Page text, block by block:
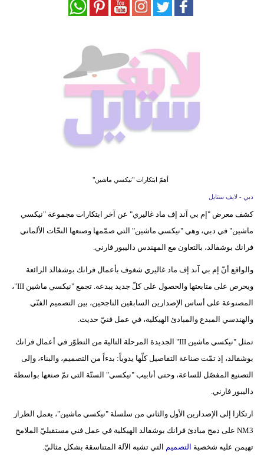
أهمّ ابتكارات "نيكسي ماشين"
دبي - لايف ستايل
كشف معرض "إم بي آند إف ماد غاليري" عن آخر ابتكارات مجموعة "نيكسي
ماشين" في دبي، وهي "نيكسي ماشين" التي صمّمها وصنعها النحّات الألماني
فرانك بوشفالد، بالتعاون مع المهندس داليبور فارني.
والواقع أنّ إم بي آند إف ماد غاليري شغوف بأعمال فرانك بوشفالد الرائعة
ويحرص على متابعتها والحصول على كلّ جديد يبدعه. تجمع "نيكسي ماشين III"،
المصنوعة على أساس الإصدارين السابقين الناجحين، بين التصميم الفنّي
والهندسي المبدع والمبادئ الهيكلية، في عمل فنيّ حديث.
تمثل "نيكسي ماشين III" الجديدة المرحلة التالية من التطوّر في أعمال فرانك
بوشفالد، إذ تمّت صناعة التفاصيل كلّها يدوياً: بدءاً من التصميم، والبناء، وإلى
التصنيع المفصّل للساعة، وحتى أنابيب "نيكسي" الستّة التي تمّ صنعها بواسطة
داليبور فارني.
ارتكازا إلى الإصدارين الأول والثاني من سلسلة "نيكسي ماشين"، يعمل الطراز
NM3 على دمج مبادئ فرانك بوشفالد الهيكلية في عمل فني مستقبليّ الملامح
تهيمن عليه شخصية التصميم التي تشبه الآلة المتناسقة بشكل مثاليّ.